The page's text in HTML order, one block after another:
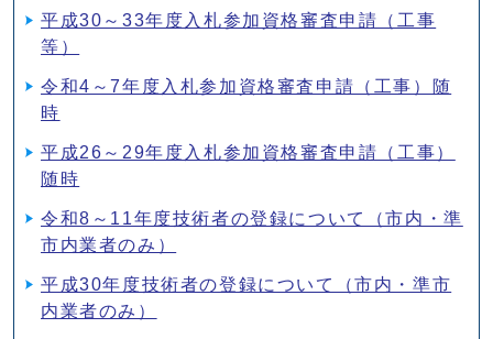
平成30～33年度入札参加資格審査申請（工事
等）
令和4～7年度入札参加資格審査申請（工事）随
時
平成26～29年度入札参加資格審査申請（工事）
随時
令和8～11年度技術者の登録について（市内・準
市内業者のみ）
平成30年度技術者の登録について（市内・準市
内業者のみ）